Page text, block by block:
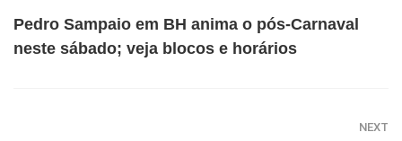
Pedro Sampaio em BH anima o pós-Carnaval
neste sábado; veja blocos e horários
NEXT